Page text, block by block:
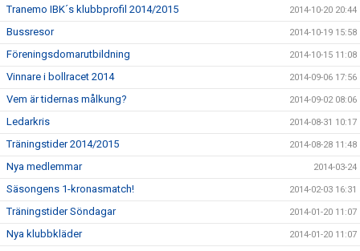
Tranemo IBK´s klubbprofil 2014/2015 2014-10-20 20:44
Bussresor 2014-10-19 15:58
Föreningsdomarutbildning 2014-10-15 11:08
Vinnare i bollracet 2014 2014-09-06 17:56
Vem är tidernas målkung? 2014-09-02 08:06
Ledarkris 2014-08-31 10:17
Träningstider 2014/2015 2014-08-28 11:48
Nya medlemmar 2014-03-24
Säsongens 1-kronasmatch! 2014-02-03 16:31
Träningstider Söndagar 2014-01-20 11:07
Nya klubbkläder 2014-01-20 11:07